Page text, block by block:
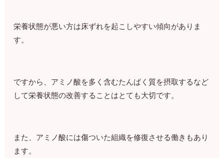
栄養状態が悪い方は床ずれを起こしやすい傾向がありま
す。
ですから、アミノ酸を多く含むたんぱく質を摂取するなど
して栄養状態の改善することはとても大切です。
また、アミノ酸には傷ついた組織を修復させる働きもあり
ます。